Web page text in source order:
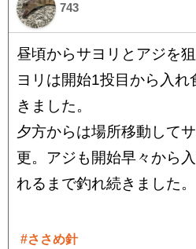
743
昼頃からサヨリとアジを
ヨリは開始1投目から入れ
きました。
夕方からは場所移動して
更。アジも開始早々から
れるまで釣れ続きました。
#ささめ針